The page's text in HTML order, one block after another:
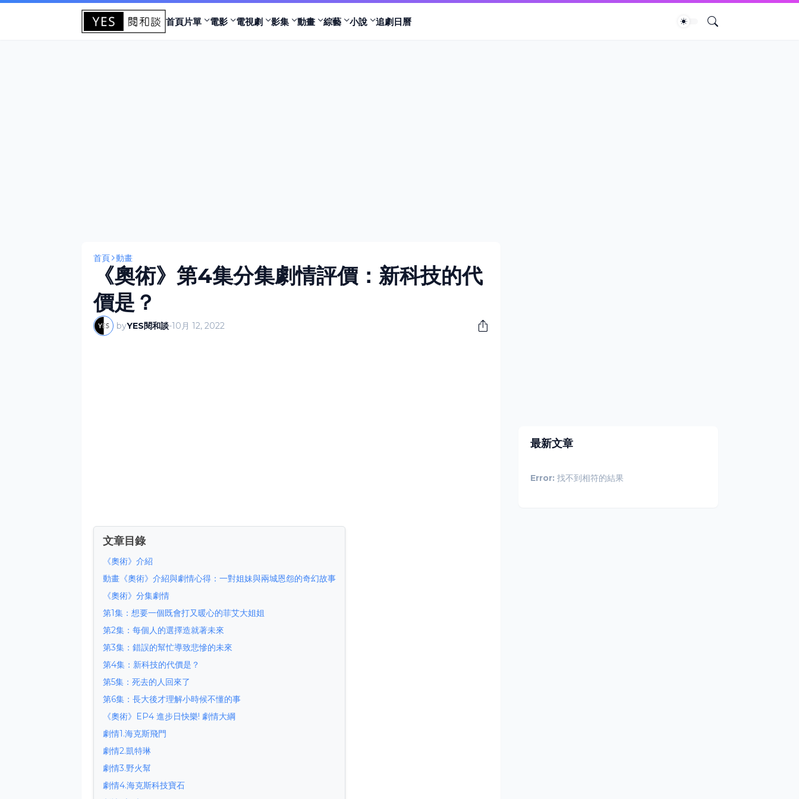
首頁片單 電影 電視劇 影集 動畫 綜藝 小說 追劇日曆
首頁 動畫
《奧術》第4集分集劇情評價：新科技的代
價是？
byYES閱和談-10月 12, 2022
文章目錄
《奧術》介紹
動畫《奧術》介紹與劇情心得：一對姐妹與兩城恩怨的奇幻故事
《奧術》分集劇情
第1集：想要一個既會打又暖心的菲艾大姐姐
第2集：每個人的選擇造就著未來
第3集：錯誤的幫忙導致悲慘的未來
第4集：新科技的代價是？
第5集：死去的人回來了
第6集：長大後才理解小時候不懂的事
《奧術》EP4 進步日快樂! 劇情大綱
劇情1.海克斯飛門
劇情2.凱特琳
劇情3.野火幫
劇情4.海克斯科技寶石
最新文章
Error: 找不到相符的結果